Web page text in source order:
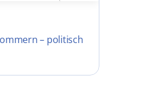
– politisch